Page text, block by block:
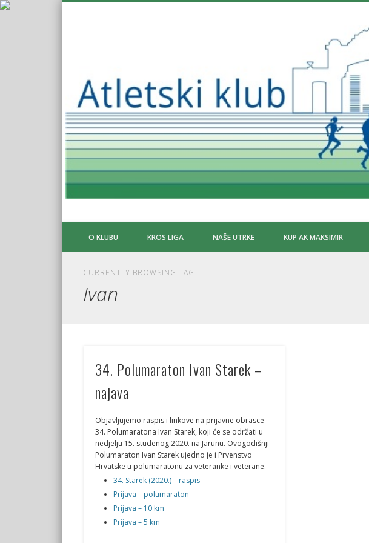
O KLUBU KROS LIGA NAŠE UTRKE KUP AK MAKSIMIR
CURRENTLY BROWSING TAG
Ivan
34. Polumaraton Ivan Starek –
najava
Objavljujemo raspis i linkove na prijavne obrasce
34. Polumaratona Ivan Starek, koji će se održati u
nedjelju 15. studenog 2020. na Jarunu. Ovogodišnji
Polumaraton Ivan Starek ujedno je i Prvenstvo
Hrvatske u polumaratonu za veteranke i veterane.
34. Starek (2020.) – raspis
Prijava – polumaraton
Prijava – 10 km
Prijava – 5 km